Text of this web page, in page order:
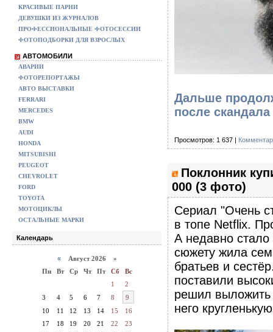
КРАСИВЫЕ ПАРНИ
ДЕВУШКИ ИЗ ЖУРНАЛОВ
ПРОФЕССИОНАЛЬНЫЕ ФОТОСЕССИИ
ФОТОПОДБОРКИ ДЛЯ ВЗРОСЛЫХ
АВТОМОБИЛИ
АВАРИИ
ФОТОРЕПОРТАЖЫ
АВТО ВЫСТАВКИ
FERRARI
MERCEDES
BMW
AUDI
HONDA
MITSUBISHI
PEUGEOT
CHEVROLET
FORD
TOYOTA
МОТОЦИКЛЫ
ОСТАЛЬНЫЕ МАРКИ
Календарь
« Август 2026 »
Пн
Вт Ср Чт Пт Сб
Вс
1
2
3
4 5 6 7 8
9
10
11 12 13 14 15
16
17
18 19 20 21 22
23
Дальше
после
Просмотров: 1 637 |
Поклонник
000 (3 фото)
Сериал "Очень
в топе Netflix.
А недавно стало
сюжету жила
братьев и
поставили
решил выложить
него